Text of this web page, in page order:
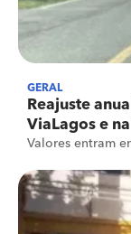
GERAL
Reajuste
ViaLagos e
Valores entram